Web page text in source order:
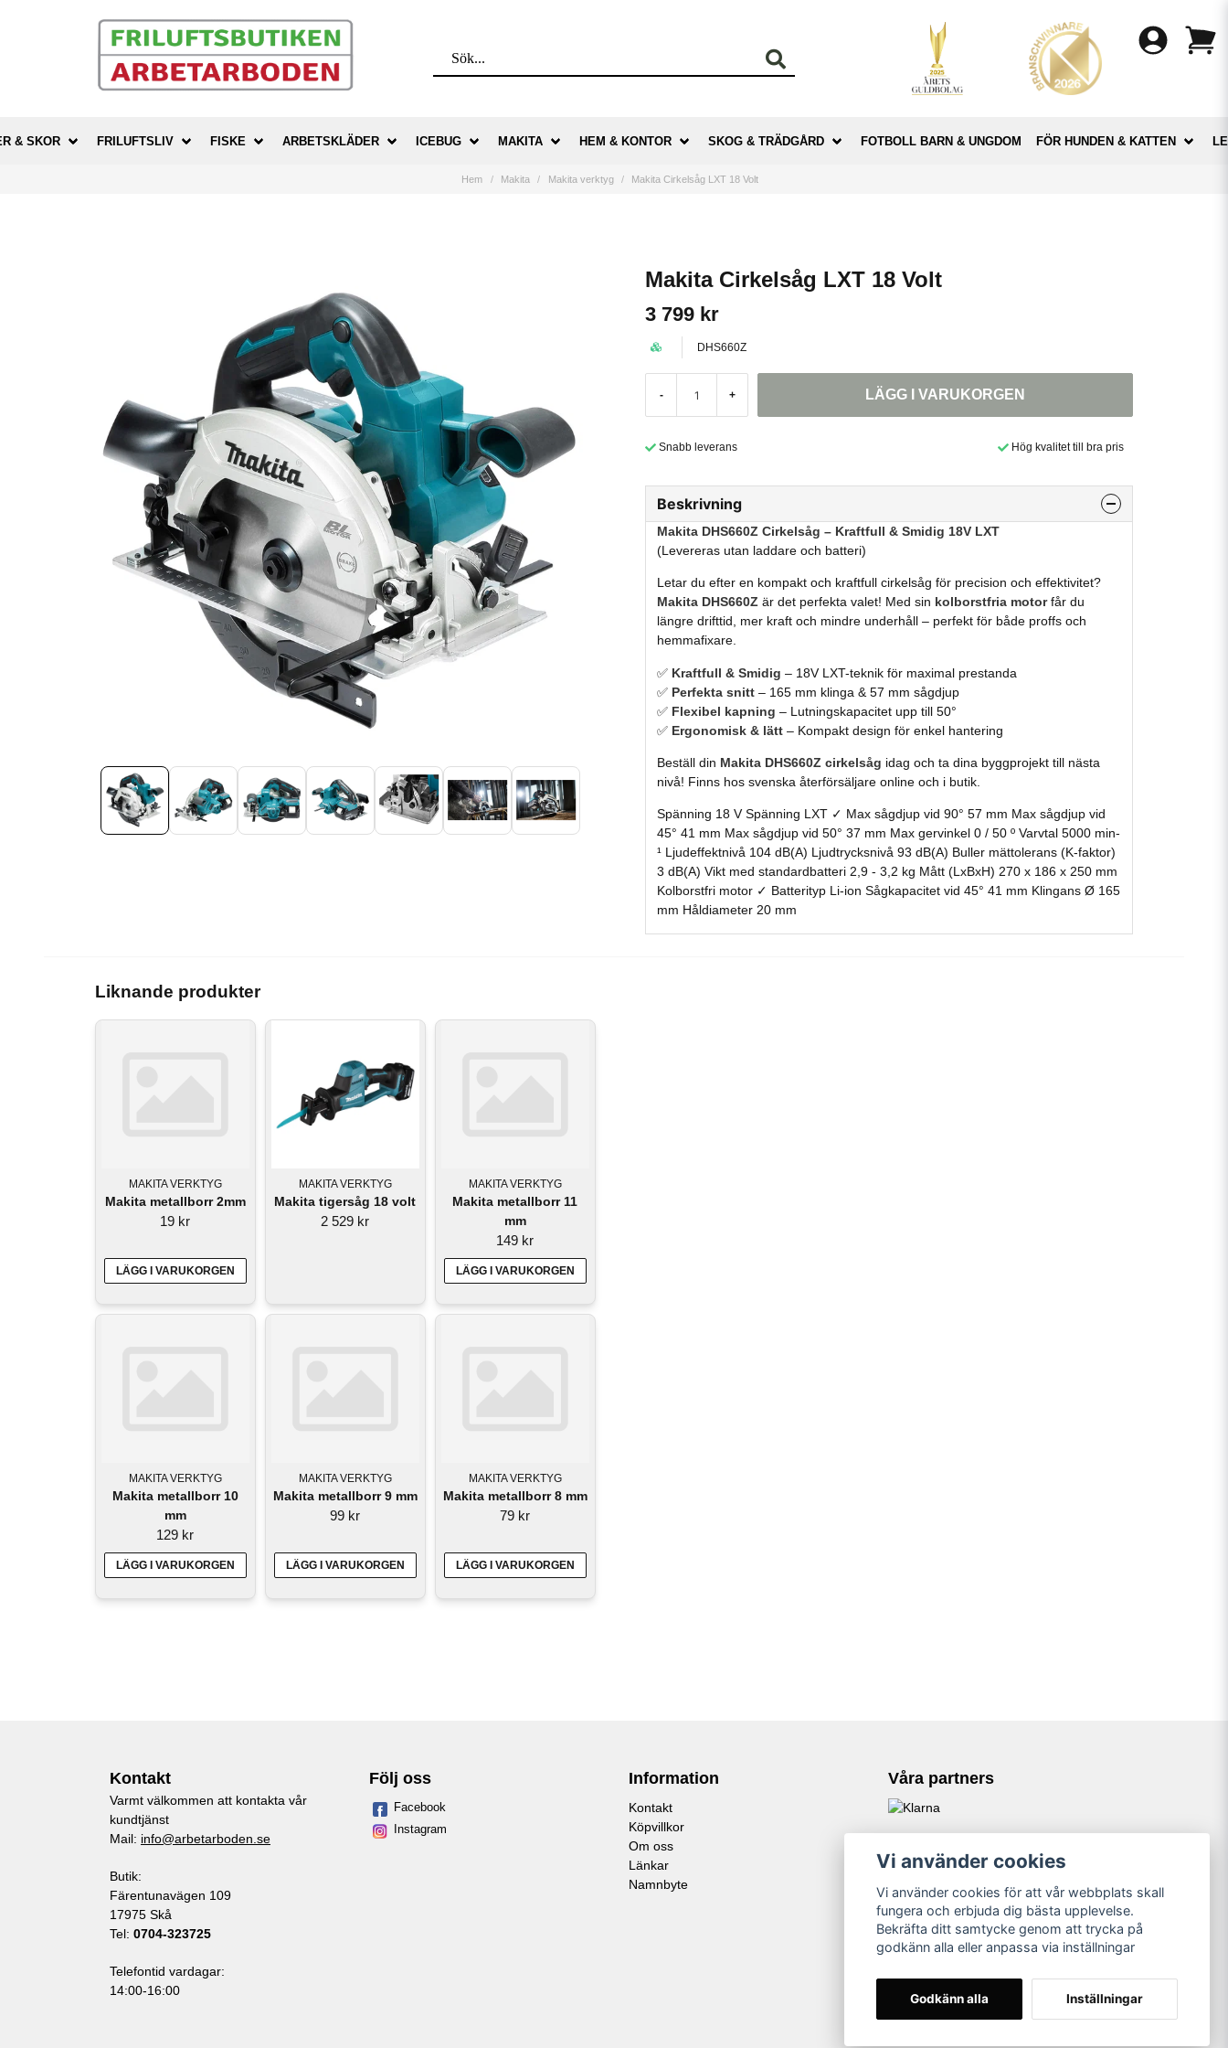
& SKOR FRILUFTSLIV FISKE ARBETSKLÄDER ICEBUG MAKITA HEM & KONTOR SKOG & TRÄDGÅRD FOTBOLL BARN & UNGDOM FÖR HUNDEN & KATTEN
Hem Makita Makita verktyg Makita Cirkelsåg LXT 18 Volt
Makita Cirkelsåg LXT 18 Volt
3 799 kr
DHS660Z
- + LÄGG I VARUKORGEN
Snabb leverans Hög kvalitet till bra pris
Beskrivning
Makita DHS660Z Cirkelsåg – Kraftfull & Smidig 18V LXT
(Levereras utan laddare och batteri)
Letar du efter en kompakt och kraftfull cirkelsåg för precision och effektivitet?
Makita DHS660Z är det perfekta valet! Med sin kolborstfria motorfår du
längre drifttid, mer kraft och mindre underhåll – perfekt för både proffs och
hemmafixare.
✅ Kraftfull & Smidig – 18V LXT-teknik för maximal prestanda
✅ Perfekta snitt – 165 mm klinga & 57 mm sågdjup
✅ Flexibel kapning – Lutningskapacitet upp till 50°
✅ Ergonomisk & lätt – Kompakt design för enkel hantering
Beställ din Makita DHS660Z cirkelsåg idag och ta dina byggprojekt till nästa
nivå! Finns hos svenska återförsäljare online och i butik.
Spänning 18 V Spänning LXT ✓ Max sågdjup vid 90° 57 mm Max sågdjup vid
45° 41 mm Max sågdjup vid 50° 37 mm Max gervinkel 0 / 50 º Varvtal 5000 min-
¹ Ljudeffektnivå 104 dB(A) Ljudtrycksnivå 93 dB(A) Buller mättolerans (K-faktor)
3 dB(A) Vikt med standardbatteri 2,9 - 3,2 kg Mått (LxBxH) 270 x 186 x 250 mm
Kolborstfri motor ✓ Batterityp Li-ion Sågkapacitet vid 45° 41 mm Klingans Ø 165
mm Håldiameter 20 mm
Liknande produkter
MAKITA VERKTYG
Makita metallborr 2mm
19 kr
LÄGG I VARUKORGEN
MAKITA VERKTYG
Makita tigersåg 18 volt
2 529 kr
MAKITA VERKTYG
Makita metallborr 11
mm
149 kr
LÄGG I VARUKORGEN
MAKITA VERKTYG
Makita metallborr 10
mm
129 kr
LÄGG I VARUKORGEN
MAKITA VERKTYG
Makita metallborr 9 mm
99 kr
LÄGG I VARUKORGEN
MAKITA VERKTYG
Makita metallborr 8 mm
79 kr
LÄGG I VARUKORGEN
Kontakt
Varmt välkommen att kontakta vår
kundtjänst
Mail: info@arbetarboden.se
Butik:
Färentunavägen 109
17975 Skå
Tel: 0704-323725
Telefontid vardagar:
14:00-16:00
Följ oss
Facebook
Instagram
Information
Kontakt
Köpvillkor
Om oss
Länkar
Namnbyte
Våra partners
Vi använder cookies
Vi använder cookies för att vår webbplats skall
fungera och erbjuda dig bästa upplevelse.
Bekräfta ditt samtycke genom att trycka på
godkänn alla eller anpassa via inställningar
Godkänn alla Inställningar